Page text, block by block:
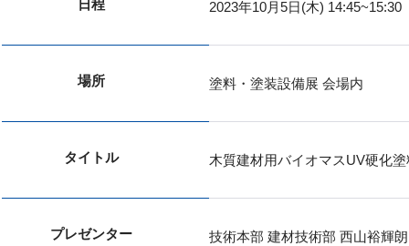
日程 2023年10月5日(木) 14:45~15:30
場所 塗料・塗装設備展 会場内
タイトル 木質建材用バイオマスUV硬化塗
プレゼンター 技術本部 建材技術部 西山裕輝朗